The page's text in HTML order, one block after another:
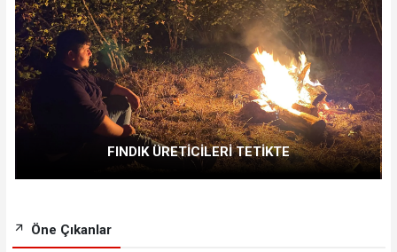
FINDIK ÜRETİCİLERİ TETİKTE
Öne Çıkanlar